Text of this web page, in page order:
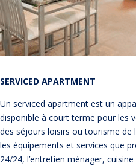
SERVICED APARTMENT
Un serviced apartment est un
disponible à court terme pour les
des séjours loisirs ou tourisme de
les équipements et services que
24/24, l’entretien ménager,